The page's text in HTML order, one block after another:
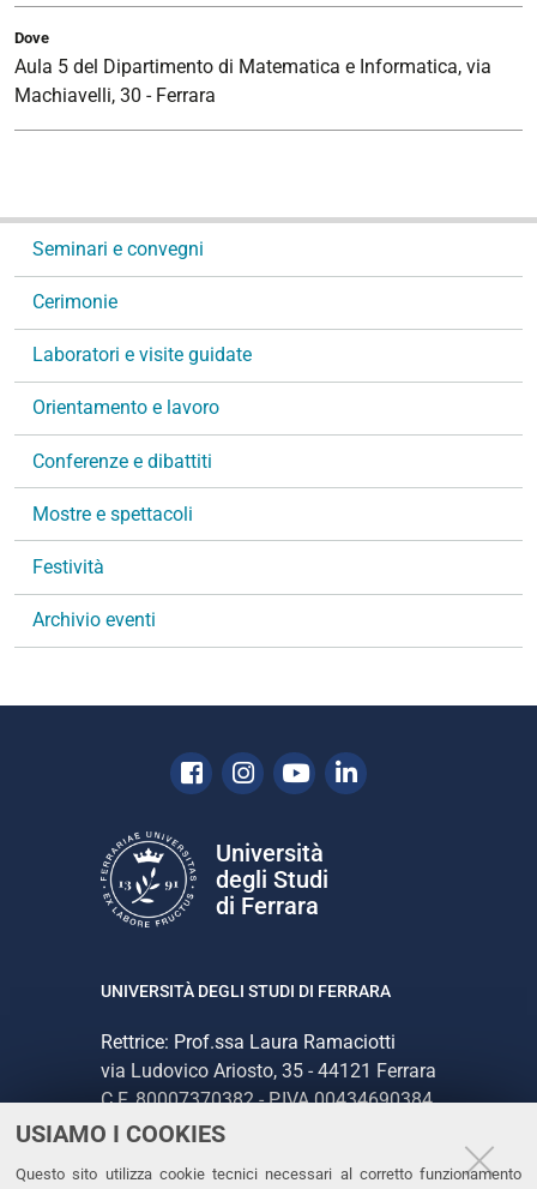
USIAMO I COOKIES
Questo sito utilizza cookie tecnici necessari al corretto funzionamento
Dove
Aula 5 del Dipartimento di Matematica e Informatica, via
Machiavelli, 30 - Ferrara
a
i
n
Seminari e convegni
Cerimonie
Laboratori e visite guidate
Orientamento e lavoro
Conferenze e dibattiti
Mostre e spettacoli
Festività
Archivio eventi
Facebook
Instagram
YoutubeLinkedin
Università
degli Studi
di Ferrara
UNIVERSITÀ DEGLI STUDI DI FERRARA
Rettrice: Prof.ssa Laura Ramaciotti
via Ludovico Ariosto, 35 - 44121 Ferrara
C.F. 80007370382 - P.IVA 00434690384
CONTATTI